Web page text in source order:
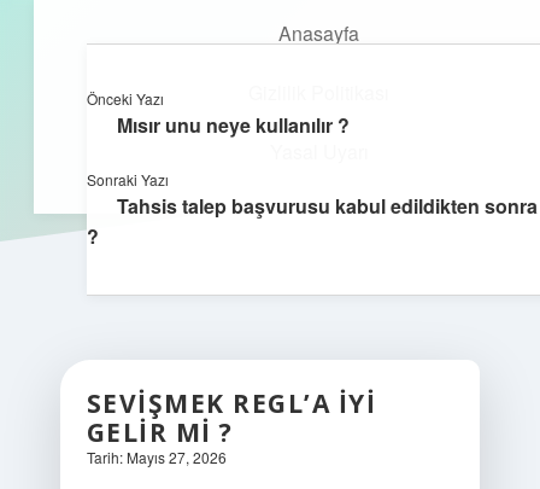
Anasayfa
aç
SEVIŞMEK REGL’A IYI
GELIR MI ?
Tarih: Mayıs 27, 2026
Önceki Yazı
Mısır unu neye kullanılır ?
Sonraki Yazı
Tahsis talep başvurusu kabul edildikten sonra
?